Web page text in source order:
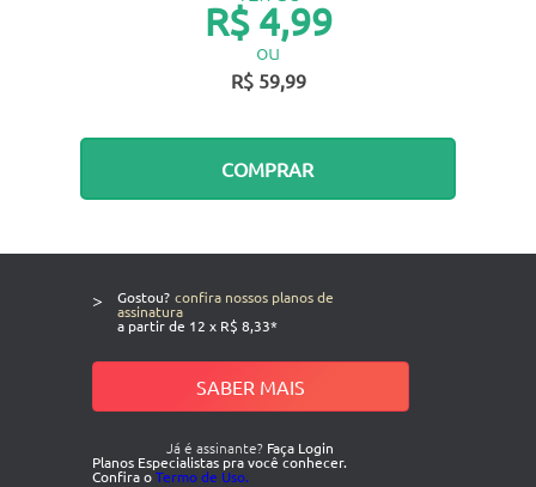
R$ 59,99
R$ 4,99
ou
COMPRAR
> Gostou? confira nossos planos de
assinatura
a partir de 12 x R$ 8,33*
SABER MAIS
Já é assinante? Faça Login
Planos Especialistas pra você conhecer.
Confira oTermo de Uso.